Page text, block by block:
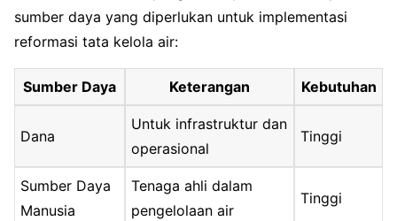
sumber daya yang diperlukan untuk implementasi
reformasi tata kelola air:
Sumber Daya Keterangan Kebutuhan
Dana
Untuk infrastruktur dan
operasional
Tinggi
Sumber Daya
Manusia
Tenaga ahli dalam
pengelolaan air
Tinggi